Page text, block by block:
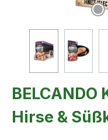
Hirse &